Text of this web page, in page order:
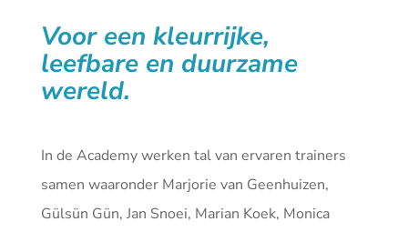
Voor een kleurrijke,
leefbare en duurzame
wereld.
In de Academy werken tal van ervaren trainers
samen waaronder Marjorie van Geenhuizen,
Gülsün Gün, Jan Snoei, Marian Koek, Monica